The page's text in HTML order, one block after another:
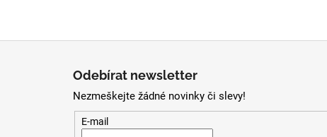
Odebírat newsletter
Nezmeškejte žádné novinky či slevy!
E-mail